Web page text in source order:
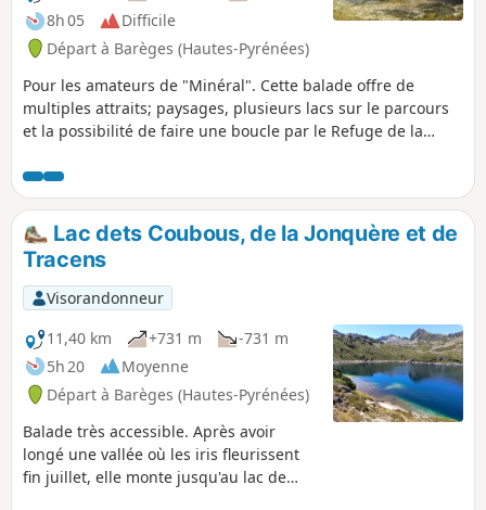
8h 05
Difficile
Départ à Barèges (Hautes-Pyrénées)
Pour les amateurs de "Minéral". Cette balade offre de
multiples attraits; paysages, plusieurs lacs sur le parcours
et la possibilité de faire une boucle par le Refuge de la
endurant).
Lac dets Coubous, de la Jonquère et de
Tracens
Visorandonneur
11,40 km
+731 m
-731 m
5h 20
Moyenne
Départ à Barèges (Hautes-Pyrénées)
Balade très accessible. Après avoir
longé une vallée où les iris fleurissent
fin juillet, elle monte jusqu'au lac de